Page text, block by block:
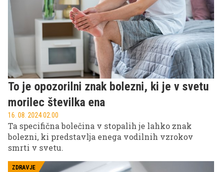
To je opozorilni znak bolezni, ki je v svetu
morilec številka ena
16. 08. 2024 02.00
Ta specifična bolečina v stopalih je lahko znak
bolezni, ki predstavlja enega vodilnih vzrokov
smrti v svetu.
ZDRAVJE